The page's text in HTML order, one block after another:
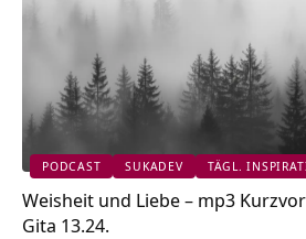
PODCAST SUKADEV TÄGL.
Weisheit und Liebe – mp3
Gita 13.24.